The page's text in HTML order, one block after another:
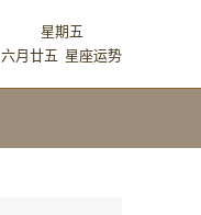
星期五
六月廿五 星座运势